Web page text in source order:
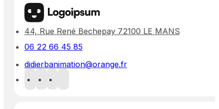
44, Rue René Bechepay 72100 LE MANS
06 22 66 45 85
didierbanimation@orange.fr